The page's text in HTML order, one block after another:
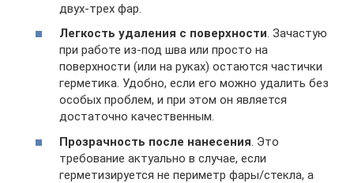
двух-трех фар.
Легкость удаления с поверхности. Зачастую
при работе из-под шва или просто на
поверхности (или на руках) остаются частички
герметика. Удобно, если его можно удалить без
особых проблем, и при этом он является
достаточно качественным.
Прозрачность после нанесения . Это
требование актуально в случае, если
герметизируется не периметр фары/стекла, а